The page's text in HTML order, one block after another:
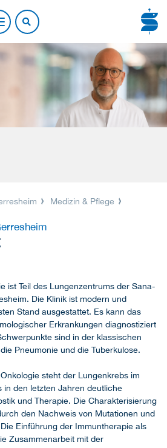
Medizin & Pflege
ist Teil des Lungenzentrums der Sana-
Die Klinik ist modern und
Stand ausgestattet. Es kann das
Erkrankungen diagnostiziert
sind in der klassischen
Pneumonie und die Tuberkulose.
steht der Lungenkrebs im
in den letzten Jahren deutliche
und Therapie. Die Charakterisierung
den Nachweis von Mutationen und
Einführung der Immuntherapie als
Zusammenarbeit mit der